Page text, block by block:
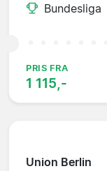
Bundesliga
PRIS FRA
1 115,-
Union Berlin